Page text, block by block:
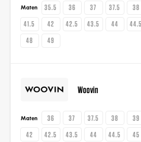
Maten 35.5 36 37 37.5 38
41.5
42 42.5 43.5 44 44.5
48
49
Woovin
Maten 36 37 37.5 38 39
42
42.5 43.5 44 44.5 45